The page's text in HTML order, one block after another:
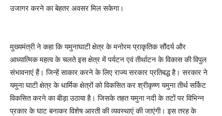
उजागर करने का बेहतर अवसर मिल सकेगा।
मुख्यमंत्री ने कहा कि यमुनाघाटी क्षेत्र के मनोरम प्राकृतिक सौंदर्य और
आध्यात्मिक महत्व के चलते इस क्षेत्र में पर्यटन एवं तीर्थाटन के विकास की विपुल
संभावनाएं हैं। जिन्हें साकार करने के लिए राज्य सरकार प्रतिबद्ध है। सरकार ने
यमुना घाटी क्षेत्र के धार्मिक क्षेत्रों को विकसित कर श्रीकृष्ण यमुना तीर्थ सर्किट
विकसित करने का बीड़ा उठाया है। जिसके तहत यमुना नदी के तटों पर विभिन्न
प्रकार के घाट बनाकर विशेष आरती की व्यवस्थाएं की जाएंगी। इस तरह के